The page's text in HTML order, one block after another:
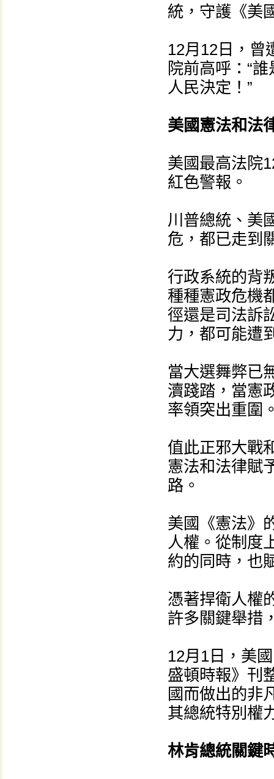
統，守護《美
12月12日，曾
院前高呼：“
人民決定！”
美國憲法和法
美國最高法院
紅色警報。
川普總統、美
危，都已走到
行政系統的背
種種憲政危機
徑還是司法訴
力，都可能遭
當大選舞弊已
瀆踐踏，當憲
率領突出重圍
值此正邪大戰
憲法和法律賦
路。
美國《憲法》
人權。從制度
約的同時，也
憑著捍衛人權
許多關鍵舉措
12月1日，美
盛頓時報》刊
國而做出的非
其總統特別權
林肯總統關鍵